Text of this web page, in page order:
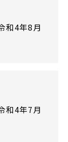
和4年8月
和4年7月